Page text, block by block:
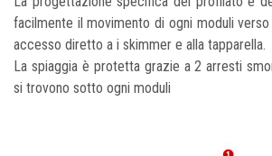
facilmente il movimento di ogni moduli
accesso diretto a i skimmer e alla tapparella.
La spiaggia è protetta grazie a 2 arresti
si trovono sotto ogni moduli